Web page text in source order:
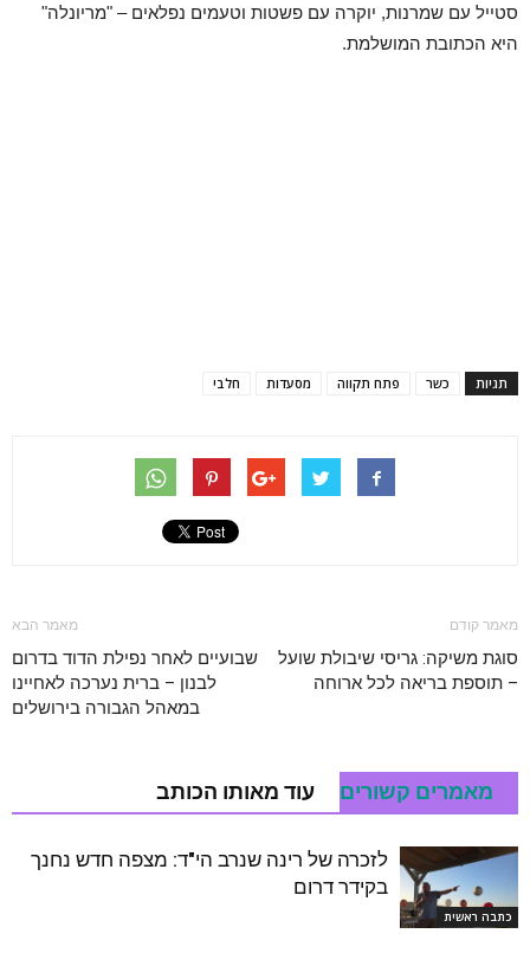
סטייל עם שמרנות, יוקרה עם פשטות וטעמים נפלאים – "מריונלה"
היא הכתובת המושלמת.
תגיות כשר פתח תקווה מסעדות חלבי
מאמר קודם
סוגת משיקה: גריסי שיבולת שועל
– תוספת בריאה לכל ארוחה
מאמר הבא
שבועיים לאחר נפילת הדוד בדרום
לבנון – ברית נערכה לאחיינו
במאהל הגבורה בירושלים
מאמרים קשורים עוד מאותו הכותב
כתבה ראשית
לזכרה של רינה שנרב הי"ד: מצפה חדש נחנך
בקידר דרום